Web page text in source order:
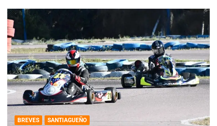
BREVES SANTIAGUEÑO